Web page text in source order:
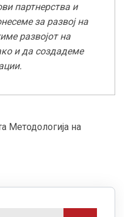
партнерства и
за развој на
развојот на
и да создадеме
Методологија на